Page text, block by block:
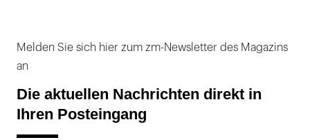
Melden Sie sich hier zum zm-Newsletter des Magazins
an
Die aktuellen Nachrichten direkt in
Ihren Posteingang